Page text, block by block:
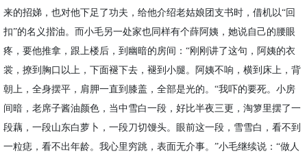
来的招娣，也对他下足了功夫，给他介绍老姑娘团支书时，借机以“回
扣”的名义揩油。而小毛另一处家也同样有个薛阿姨，她说自己的腰眼
疼，要他推拿，跟上楼后，到幽暗的房间：“刚刚讲了这句，阿姨的衣
裳，撩到胸口以上，下面褪下去，褪到小腿。阿姨不响，横到床上，背
朝上，全身摆平，肩胛一直到膝盖，全部是光的。“我吓的要死。小房
间暗，老席子酱油颜色，当中雪白一段，好比半夜三更，淘箩里摆了一
段藕，一段山东白萝卜，一段刀切馒头。眼前这一段，雪雪白，看不到
一粒痣，看不出年龄。我心里穷跳，表面无介事。”小毛继续说：“做人